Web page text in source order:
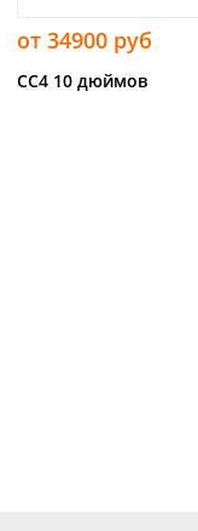
от 34900 руб
CC4 10 дюймов